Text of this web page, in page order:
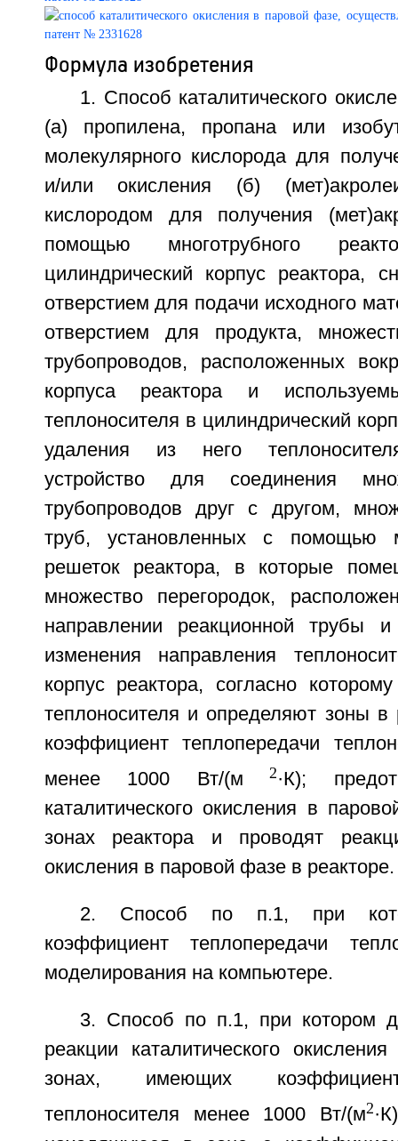
Формула изобретения
1. Способ каталитического
(а) пропилена, пропана или
молекулярного кислорода для
и/или окисления (б)
кислородом для получения
помощью многотрубного
цилиндрический корпус реактора,
отверстием для подачи исходного
отверстием для продукта,
трубопроводов, расположенных
корпуса реактора и
теплоносителя в цилиндрический
удаления из него
устройство для соединения
трубопроводов друг с другом,
труб, установленных с помощью
решеток реактора, в которые
множество перегородок,
направлении реакционной трубы
изменения направления
корпус реактора, согласно
теплоносителя и определяют зоны в
коэффициент теплопередачи
менее 1000 Вт/(м 2·К);
каталитического окисления в
зонах реактора и проводят
окисления в паровой фазе в реакторе.
2. Способ по п.1, при
коэффициент теплопередачи
моделирования на компьютере.
3. Способ по п.1, при котором
реакции каталитического
зонах, имеющих
теплоносителя менее 1000 Вт/(м2